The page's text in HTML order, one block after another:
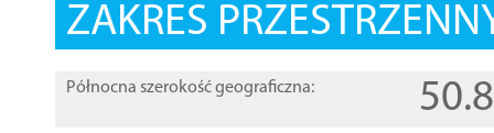
ZAKRES
Północna szerokość geograficzna: